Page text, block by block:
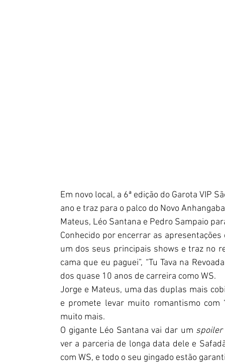
Em novo local, a 6ª edição do Garota VIP
ano e traz para o palco do Novo
Mateus, Léo Santana e Pedro Sampaio
Conhecido por encerrar as
um dos seus principais shows e traz no
cama que eu paguei”, “Tu Tava na
dos quase 10 anos de carreira como WS.
Jorge e Mateus, uma das duplas mais
e promete levar muito romantismo com
muito mais.
O gigante Léo Santana vai dar um spoiler
ver a parceria de longa data dele e
com WS, e todo o seu gingado estão